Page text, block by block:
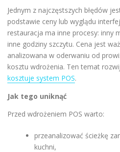
Jednym z najczęstszych błędów
podstawie ceny lub wyglądu
restauracja ma inne procesy: inny
inne godziny szczytu. Cena jest
analizowana w oderwaniu od
kosztu wdrożenia. Ten temat
kosztuje system POS.
Jak tego uniknąć
Przed wdrożeniem POS warto:
przeanalizować ścieżkę
kuchni,